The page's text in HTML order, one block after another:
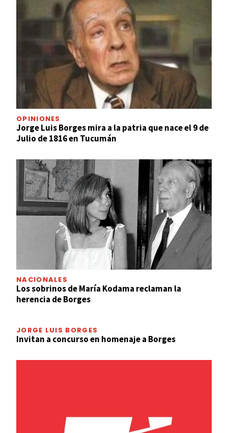
OPINIONES
Jorge Luis Borges mira a la patria que nace el 9 de
Julio de 1816 en Tucumán
NACIONALES
Los sobrinos de María Kodama reclaman la
herencia de Borges
JORGE LUIS BORGES
Invitan a concurso en homenaje a Borges